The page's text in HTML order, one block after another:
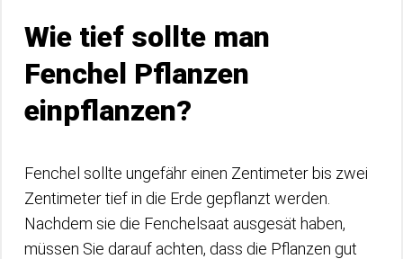
Wie tief sollte man
Fenchel Pflanzen
einpflanzen?
Fenchel sollte ungefähr einen Zentimeter bis zwei
Zentimeter tief in die Erde gepflanzt werden.
Nachdem sie die Fenchelsaat ausgesät haben,
müssen Sie darauf achten, dass die Pflanzen gut